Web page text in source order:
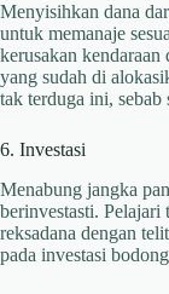
Menyisihkan dana
untuk memanaje
kerusakan
yang sudah di
tak terduga ini, sebab
6. Investasi
Menabung jangka
berinvestasti. Pelajari
reksadana dengan
pada investasi